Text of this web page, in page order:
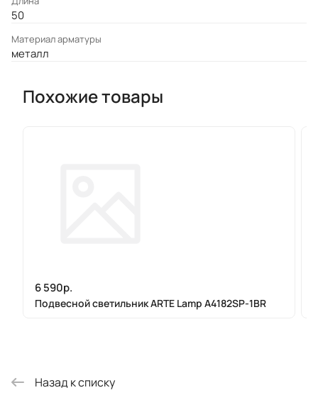
50
Материал арматуры
металл
Похожие товары
6 590р.
Подвесной светильник ARTE Lamp A4182SP-1BR
Назад к списку